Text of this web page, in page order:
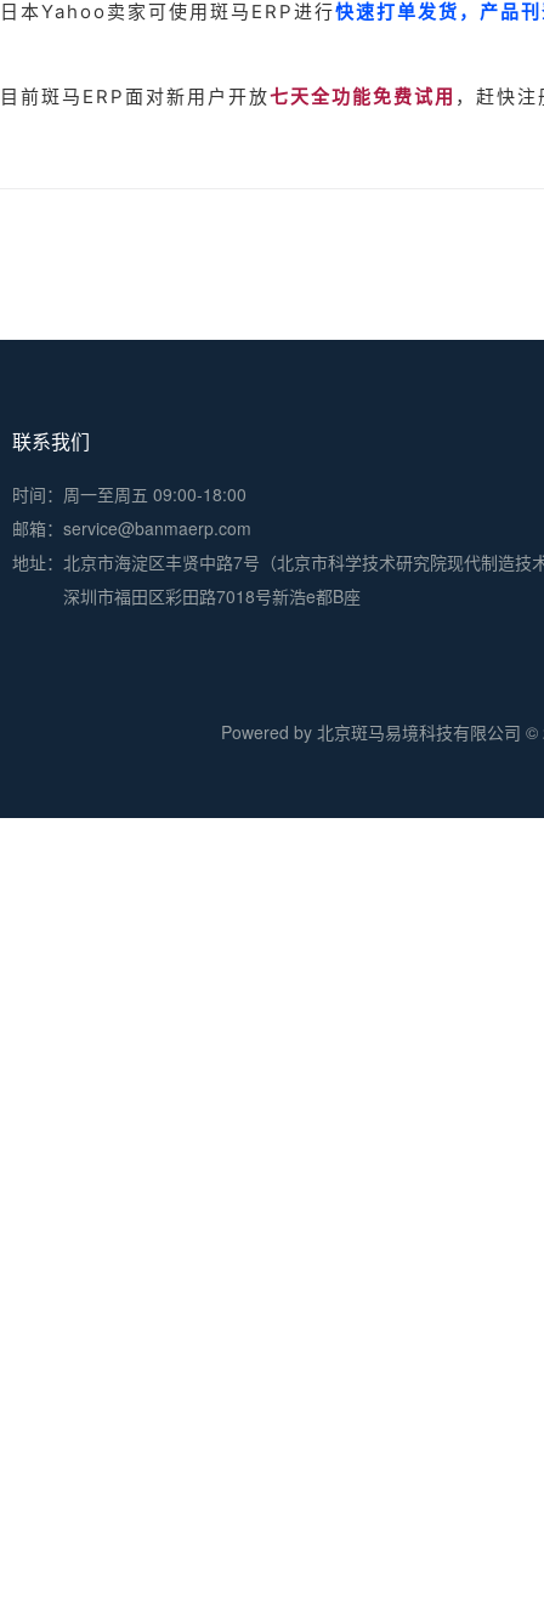
日本Yahoo卖家可使用斑马ERP进行快速打单发货，产品
目前斑马ERP面对新用户开放七天全功能免费试用 ，赶快
联系我们
时间：周一至周五 09:00-18:00
邮箱：service@banmaerp.com
地址： 北京市海淀区丰贤中路7号（北京市科学技术研究院现代制造技
深圳市福田区彩田路7018号新浩e都B座
Powered by 北京斑马易境科技有限公司